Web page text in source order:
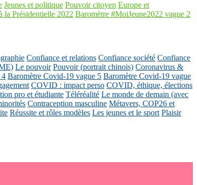
Jeunes et politique Pouvoir citoyen Europe et
la Présidentielle 2022 Baromètre #MoiJeune2022 vague 2
Confiance et relations Confiance société Confiance
Le pouvoir Pouvoir (portrait chinois) Coronavirus &
4 Baromètre Covid-19 vague 5 Baromètre Covid-19 vague
COVID : impact perso COVID, éthique, élections
pro et étudiante Téléréalité Le monde de demain (avec
Contraception masculine Métavers, COP26 et
Réussite et rôles modèles Les jeunes et le sport Plaisir